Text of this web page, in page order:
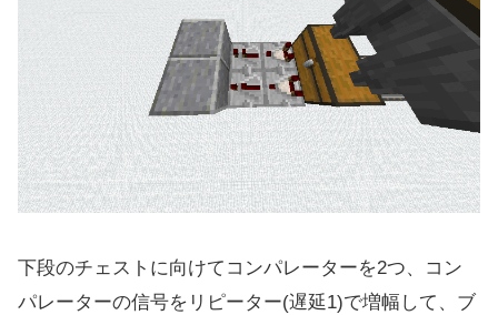
下段のチェストに向けてコンパレーターを2つ、コン
パレーターの信号をリピーター(遅延1)で増幅して、ブ